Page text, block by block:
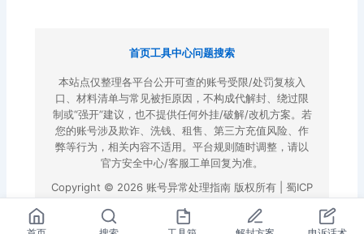
首页工具中心问题搜索
本站点仅整理各平台公开可查的账号受限/处罚复核入
口、材料清单与常见被拒原因，不构成代解封、绕过限
制或“强开”建议，也不提供任何外挂/破解/改机方案。若
您的账号涉及欺诈、洗钱、租售、第三方充值风险、作
弊等行为，相关内容不适用。平台规则随时调整，请以
官方安全中心/客服工单回复为准。
Copyright © 2026 账号异常处理指南 版权所有 | 蜀ICP